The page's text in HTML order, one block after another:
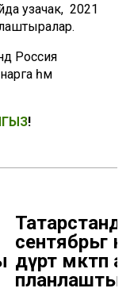
узачак, ә 2021
Россия
һәм
!
сентябрьгә
дүрт мәктәп